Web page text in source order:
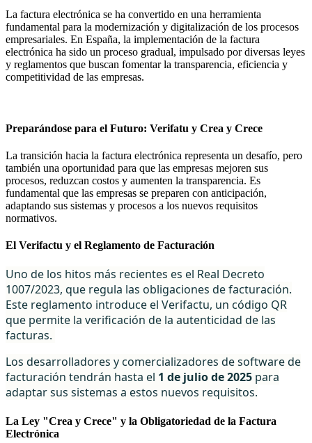
La factura electrónica se ha convertido en una herramienta
fundamental para la modernización y digitalización de los procesos
empresariales. En España, la implementación de la factura
electrónica ha sido un proceso gradual, impulsado por diversas leyes
y reglamentos que buscan fomentar la transparencia, eficiencia y
competitividad de las empresas.
Preparándose para el Futuro: Verifatu y Crea y Crece
La transición hacia la factura electrónica representa un desafío, pero
también una oportunidad para que las empresas mejoren sus
procesos, reduzcan costos y aumenten la transparencia. Es
fundamental que las empresas se preparen con anticipación,
adaptando sus sistemas y procesos a los nuevos requisitos
normativos.
El Verifactu y el Reglamento de Facturación
Uno de los hitos más recientes es el Real Decreto
1007/2023, que regula las obligaciones de facturación.
Este reglamento introduce el Verifactu, un código QR
que permite la verificación de la autenticidad de las
facturas.
Los desarrolladores y comercializadores de software de
facturación tendrán hasta el 1 de julio de 2025 para
adaptar sus sistemas a estos nuevos requisitos.
La Ley "Crea y Crece" y la Obligatoriedad de la Factura
Electrónica